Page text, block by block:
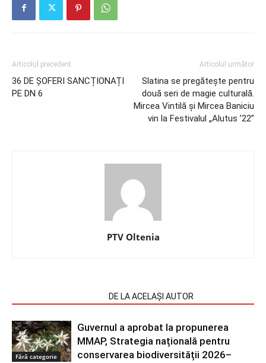
Articolul precedent
36 DE ȘOFERI SANCȚIONAȚI
PE DN 6
Articolul următor
Slatina se pregătește pentru
două seri de magie culturală.
Mircea Vintilă și Mircea Baniciu
vin la Festivalul „Alutus ’22”
PTV Oltenia
DE LA ACELAȘI AUTOR
Fără categorie
Guvernul a aprobat la propunerea
MMAP, Strategia națională pentru
conservarea biodiversității 2026–